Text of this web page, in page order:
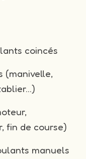
coincés
(manivelle,
fin de course)
manuels